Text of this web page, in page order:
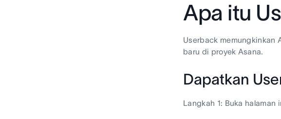
Apa itu
Userback memungkinkan
baru di proyek Asana.
Dapatkan
Langkah 1: Buka